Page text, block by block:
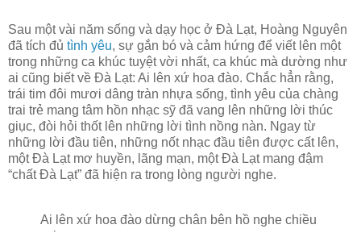
Sau một vài năm sống và dạy học ở Đà Lạt, Hoàng Nguyên
đã tích đủ tình yêu, sự gắn bó và cảm hứng để viết lên một
trong những ca khúc tuyệt vời nhất, ca khúc mà dường như
ai cũng biết về Đà Lạt: Ai lên xứ hoa đào. Chắc hẳn rằng,
trái tim đôi mươi dâng tràn nhựa sống, tình yêu của chàng
trai trẻ mang tâm hồn nhạc sỹ đã vang lên những lời thúc
giục, đòi hỏi thốt lên những lời tình nồng nàn. Ngay từ
những lời đầu tiên, những nốt nhạc đầu tiên được cất lên,
một Đà Lạt mơ huyền, lãng mạn, một Đà Lạt mang đậm
“chất Đà Lạt” đã hiện ra trong lòng người nghe.
Ai lên xứ hoa đào dừng chân bên hồ nghe chiều